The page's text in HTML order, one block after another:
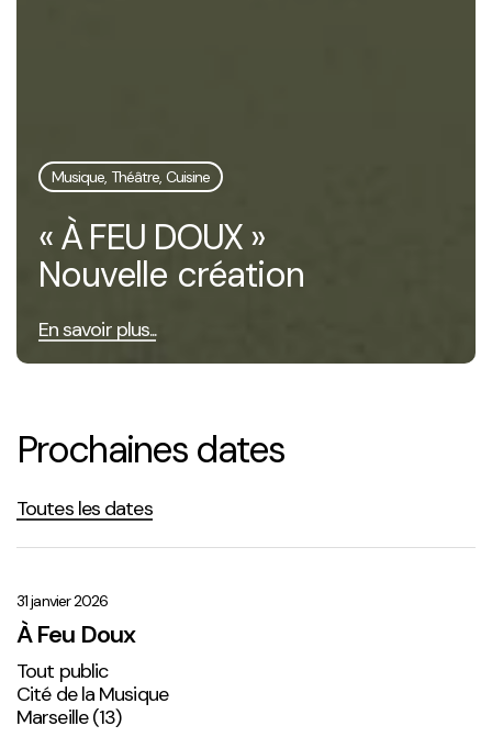
Musique, Théâtre, Cuisine
« À FEU DOUX »
Nouvelle création
En savoir plus...
Prochaines dates
Toutes les dates
Doux
31 janvier 2026
À Feu Doux
Tout public
Cité de la Musique
Marseille (13)